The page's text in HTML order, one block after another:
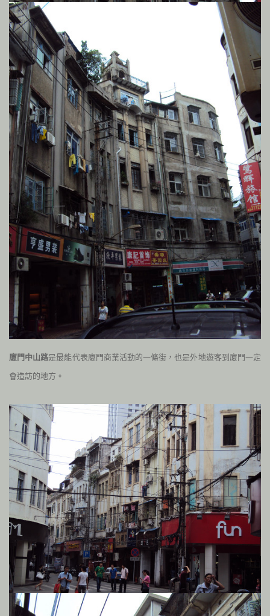
廈門中山路是最能代表廈門商業活動的一條街，也是外地遊客到廈門一定
會造訪的地方。